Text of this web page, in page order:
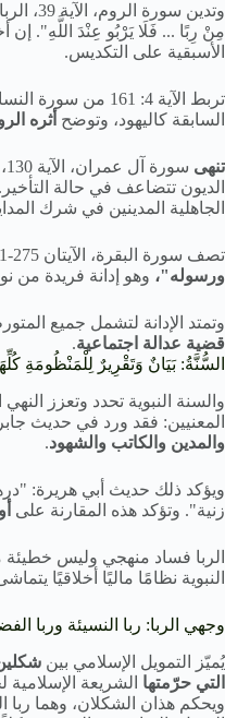
وتدين
مِنْ رِبًا ... فَلَا يَرْبُو عِنْدَ اللَّهِ". إن
الأسبقية على التكديس.
تربط الآية 4: 161
السابقة كاليهود، وتوضح أثره
تنهى سورة آل عمران، الآية 130،
الديون تتضاعف في حالة
الجاهلية المدينين في شرك
تصف سورة البقرة، الآيتان 275-281، الربا بأنه
ورسوله"، وهو إدانة فريدة من
وتمتد الإدانة لتشمل جميع
قضية عدالة اجتماعية.
السُّنَّةُ: بَيَانٌ وَتَقْرِيرٌ لِلْمَنْظُومَةِ
والسنة النبوية تحدد وتعزز
المعنيين: فقد ورد في حديث
والمدين والكاتب والشهود.
ويؤكد ذلك حديث أبي هريرة:
زنية". وتؤكد هذه المقارنة على
الربا فساد منهجي وليس
النبوية نظامًا ماليًا أخلاقيًا
وجهي الربا: ربا النسيئة وربا
يُميّز التمويل الإسلامي بين
التي حرّمتها الشريعة الإسلامية
ويحكم هذان الشكلان، وهما ربا